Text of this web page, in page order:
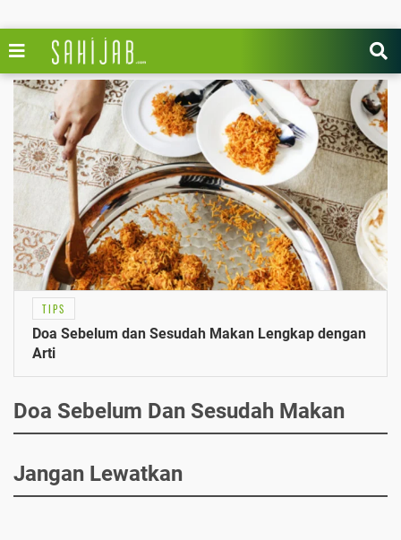
TIPS
Doa Sebelum dan Sesudah Makan Lengkap dengan
Arti
Doa Sebelum Dan Sesudah Makan
Jangan Lewatkan